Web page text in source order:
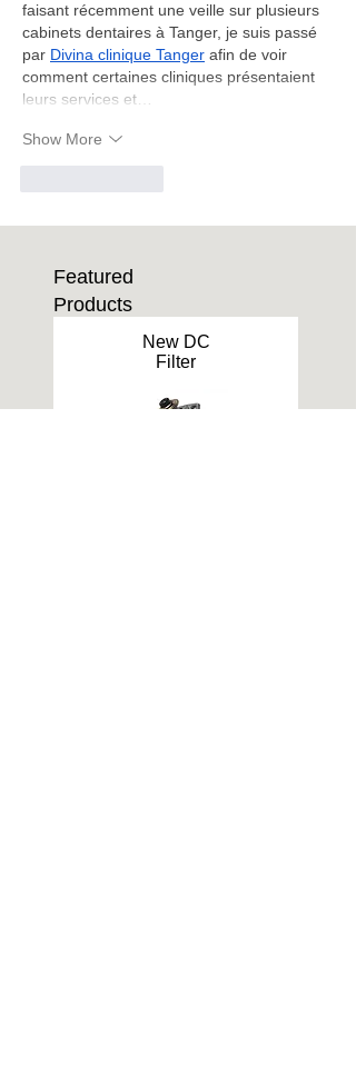
faisant récemment une veille sur plusieurs
cabinets dentaires à Tanger, je suis passé
par Divina clinique Tanger afin de voir
comment certaines cliniques présentaient
leurs services et…
Show More
Featured
Products
New DC
Filter